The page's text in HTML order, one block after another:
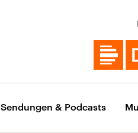
Sendungen & Podcasts